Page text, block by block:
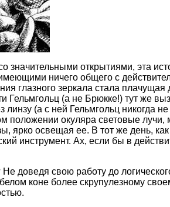
значительными открытиями, эта
ничего общего с
глазного зеркала стала плачущая
Гельмгольц (а не Брюкке!) тут же
линзу (а с ней Гельмгольц никогда
положении окуляра световые лучи,
ярко освещая ее. В тот же день, как
инструмент. Ах, если бы в
доведя свою работу до
коне более скрупулезному